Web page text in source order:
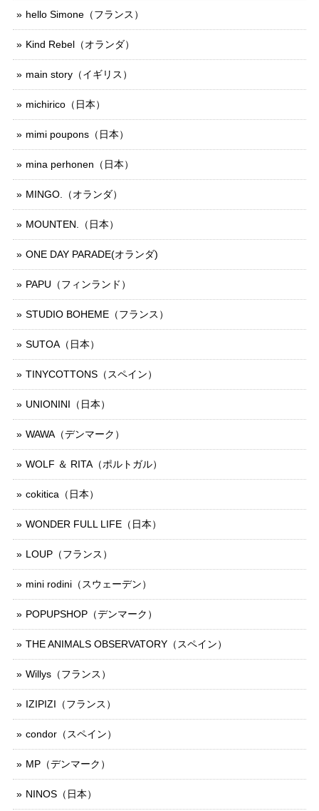
hello Simone（フランス）
Kind Rebel（オランダ）
main story（イギリス）
michirico（日本）
mimi poupons（日本）
mina perhonen（日本）
MINGO.（オランダ）
MOUNTEN.（日本）
ONE DAY PARADE(オランダ)
PAPU（フィンランド）
STUDIO BOHEME（フランス）
SUTOA（日本）
TINYCOTTONS（スペイン）
UNIONINI（日本）
WAWA（デンマーク）
WOLF ＆ RITA（ポルトガル）
cokitica（日本）
WONDER FULL LIFE（日本）
LOUP（フランス）
mini rodini（スウェーデン）
POPUPSHOP（デンマーク）
THE ANIMALS OBSERVATORY（スペイン）
Willys（フランス）
IZIPIZI（フランス）
condor（スペイン）
MP（デンマーク）
NINOS（日本）